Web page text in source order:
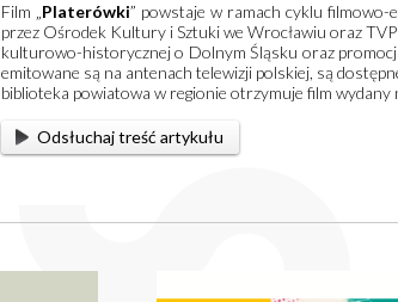
Film „ Platerówki” powstaje w ramach cyklu filmowo-
przez Ośrodek Kultury i Sztuki we Wrocławiu oraz
kulturowo-historycznej o Dolnym Śląsku oraz
emitowane są na antenach telewizji polskiej, są
biblioteka powiatowa w regionie otrzymuje film wydany
Odsłuchaj treść artykułu